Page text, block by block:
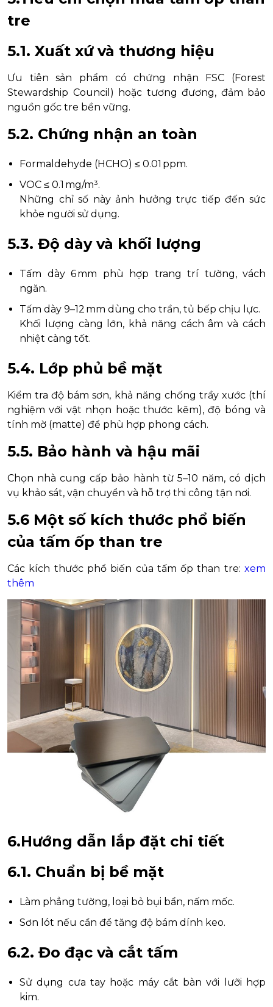
tre
5.1. Xuất xứ và thương hiệu
Ưu tiên sản phẩm có chứng nhận FSC (Forest
Stewardship Council) hoặc tương đương, đảm bảo
nguồn gốc tre bền vững.
5.2. Chứng nhận an toàn
Formaldehyde (HCHO) ≤ 0.01 ppm.
VOC ≤ 0.1 mg/m³.
Những chỉ số này ảnh hưởng trực tiếp đến sức
khỏe người sử dụng.
5.3. Độ dày và khối lượng
Tấm dày 6 mm phù hợp trang trí tường, vách
ngăn.
Tấm dày 9–12 mm dùng cho trần, tủ bếp chịu lực.
Khối lượng càng lớn, khả năng cách âm và cách
nhiệt càng tốt.
5.4. Lớp phủ bề mặt
Kiểm tra độ bám sơn, khả năng chống trầy xước (thí
nghiệm với vật nhọn hoặc thước kẽm), độ bóng và
tính mờ (matte) để phù hợp phong cách.
5.5. Bảo hành và hậu mãi
Chọn nhà cung cấp bảo hành từ 5–10 năm, có dịch
vụ khảo sát, vận chuyển và hỗ trợ thi công tận nơi.
5.6 Một số kích thước phổ biến
của tấm ốp than tre
Các kích thước phổ biến của tấm ốp than tre: xem
thêm
6.Hướng dẫn lắp đặt chi tiết
6.1. Chuẩn bị bề mặt
Làm phẳng tường, loại bỏ bụi bẩn, nấm mốc.
Sơn lót nếu cần để tăng độ bám dính keo.
6.2. Đo đạc và cắt tấm
Sử dụng cưa tay hoặc máy cắt bàn với lưỡi hợp
kim.